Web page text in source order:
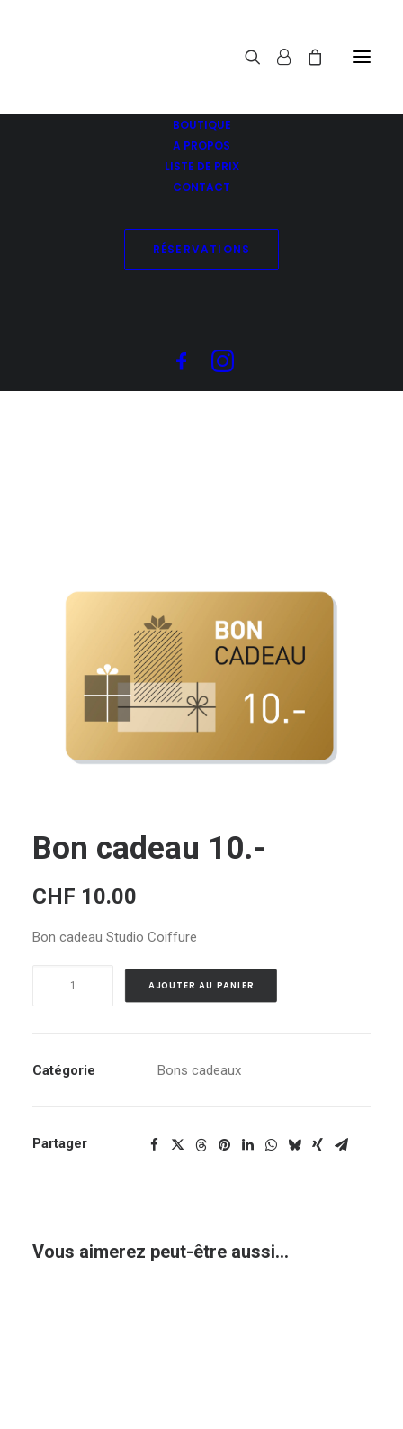
BOUTIQUE
A PROPOS
LISTE DE PRIX
CONTACT
RÉSERVATIONS
Accueil Bon cadeau 10.-
Bon cadeau 10.-
CHF 10.00
Bon cadeau Studio Coiffure
10.-
AJOUTER AU PANIER
Catégorie Bons cadeaux
Partager
Vous aimerez peut-être aussi…